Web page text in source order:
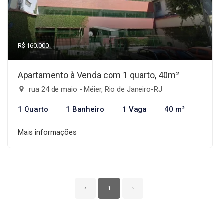
R$ 160.000
Apartamento à Venda com 1 quarto, 40m²
rua 24 de maio - Méier, Rio de Janeiro-RJ
1 Quarto 1 Banheiro 1 Vaga 40 m²
Mais informações
‹ 1 ›